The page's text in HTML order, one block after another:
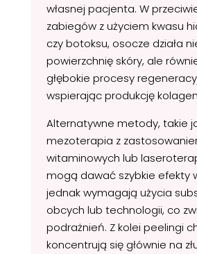
własnej pacjenta. W
zabiegów z użyciem kwasu
czy botoksu, osocze działa
powierzchnię skóry, ale
głębokie procesy
wspierając produkcję
Alternatywne metody, takie
mezoterapia z
witaminowych lub
mogą dawać szybkie efekty
jednak wymagają użycia
obcych lub technologii, co
podrażnień. Z kolei peelingi
koncentrują się głównie na